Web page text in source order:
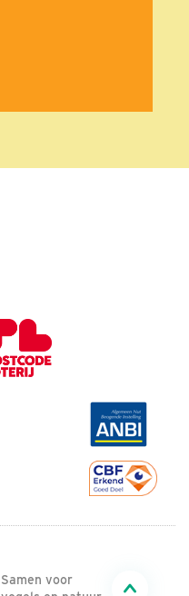
Samen voor